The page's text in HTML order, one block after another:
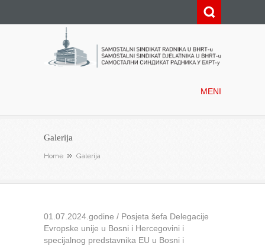
MENI
Galerija
Home Galerija
01.07.2024.godine / Posjeta šefa Delegacije
Evropske unije u Bosni i Hercegovini i
specijalnog predstavnika EU u Bosni i